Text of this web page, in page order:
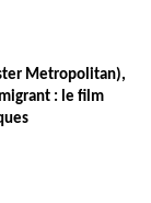
Metropolitan),
: le film